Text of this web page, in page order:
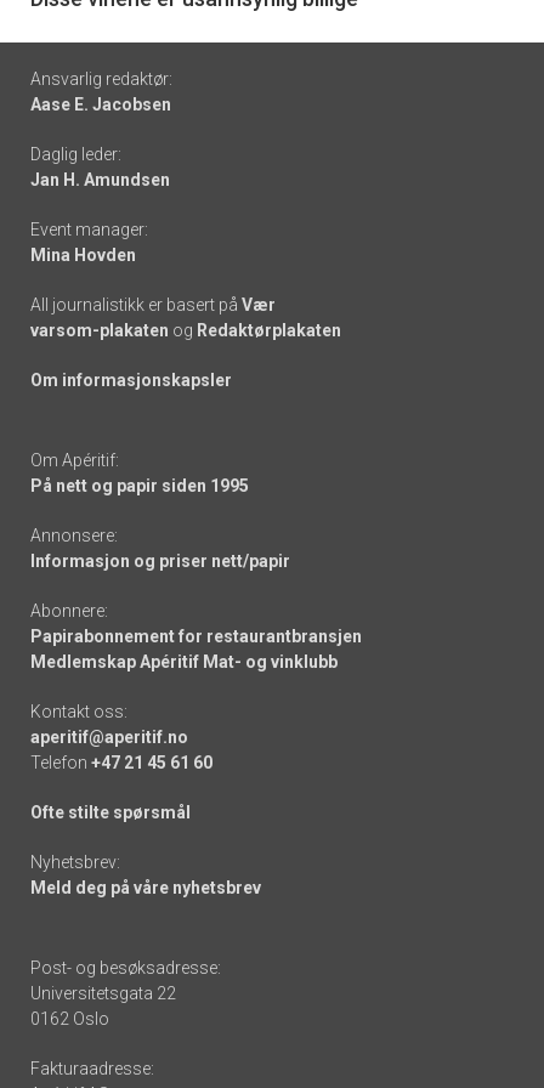
Footer
-
links
Ansvarlig redaktør:
Aase E. Jacobsen
Daglig leder:
Jan H. Amundsen
Event manager:
Mina Hovden
All journalistikk er basert på Vær
varsom-plakaten og Redaktørplakaten
Om informasjonskapsler
Om Apéritif:
På nett og papir siden 1995
Annonsere:
Informasjon og priser nett/papir
Abonnere:
Papirabonnement for restaurantbransjen
Medlemskap Apéritif Mat- og vinklubb
Kontakt oss:
aperitif@aperitif.no
Telefon +47 21 45 61 60
Ofte stilte spørsmål
Nyhetsbrev:
Meld deg på våre nyhetsbrev
Post- og besøksadresse:
Universitetsgata 22
0162 Oslo
Fakturaadresse: